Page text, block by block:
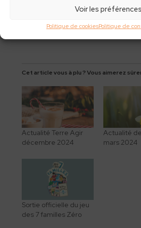
Voir les préférences
Politique de cookiesPolitique de
Cet article vous à plu ? Vous aimerez
Actualité Terre Agir
décembre 2024
Actualité
mars 2024
Sortie officielle du jeu
des 7 familles Zéro